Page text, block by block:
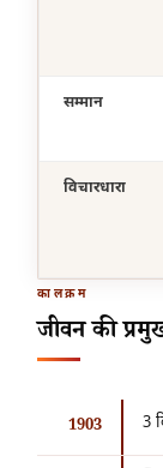
सम्मान
विचारधारा
कालक्रम
जीवन की
1903 3